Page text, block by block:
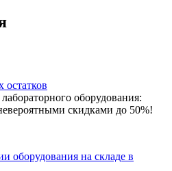
остатков
оборудования:
скидками до 50%!
оборудования на складе в